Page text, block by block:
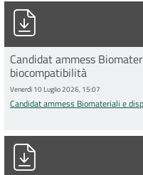
Candidat ammess
Candidat ammess
biocompatibilità
Venerdì 10 Luglio 2026, 15:07
Candidat ammess Biomateriali e
Candidat ammess Analisi